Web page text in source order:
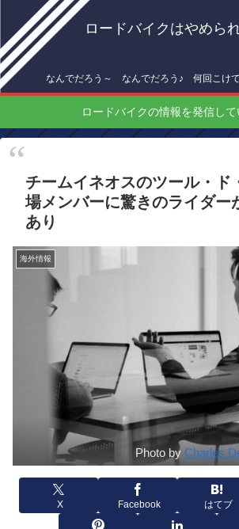
ロードバイクはやめら
なんでだろう～ なんでだろう♪ 何回こけ
ロードバイクの情報を発信して
チームイネオスのツール・ド
場メンバーに驚きのライダー
あり
海外情報
Photo by Charles
X Facebook はてブ